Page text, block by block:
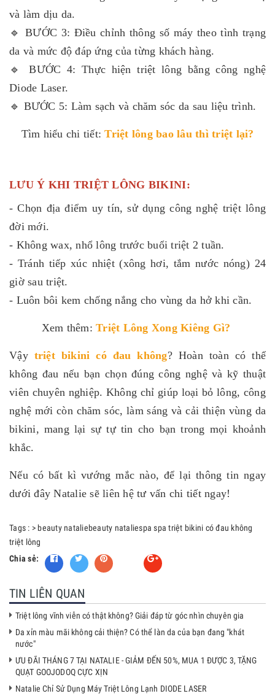
và làm dịu da.
🔹 BƯỚC 3: Điều chỉnh thông số máy theo tình trạng
da và mức độ đáp ứng của từng khách hàng.
🔹 BƯỚC 4: Thực hiện triệt lông bằng công nghệ
Diode Laser.
🔹 BƯỚC 5: Làm sạch và chăm sóc da sau liệu trình.
Tìm hiểu chi tiết:Triệt lông bao lâu thì triệt lại?
LƯU Ý KHI TRIỆT LÔNG BIKINI:
- Chọn địa điểm uy tín, sử dụng công nghệ triệt lông
đời mới.
- Không wax, nhổ lông trước buổi triệt 2 tuần.
- Tránh tiếp xúc nhiệt (xông hơi, tắm nước nóng) 24
giờ sau triệt.
- Luôn bôi kem chống nắng cho vùng da hở khi cần.
Xem thêm: Triệt Lông Xong Kiêng Gì?
Vậy triệt bikini có đau không? Hoàn toàn có thể
không đau nếu bạn chọn đúng công nghệ và kỹ thuật
viên chuyên nghiệp. Không chỉ giúp loại bỏ lông, công
nghệ mới còn chăm sóc, làm sáng và cải thiện vùng da
bikini, mang lại sự tự tin cho bạn trong mọi khoảnh
khắc.
Nếu có bất kì vướng mắc nào, để lại thông tin ngay
dưới đây Natalie sẽ liên hệ tư vấn chi tiết ngay!
Tags : > beauty nataliebeauty nataliespa spa triệt bikini có đau không
triệt lông
Chia sẻ:
TIN LIÊN QUAN
Triệt lông vĩnh viễn có thật không? Giải đáp từ góc nhìn chuyên gia
Da xỉn màu mãi không cải thiện? Có thể làn da của bạn đang "khát
nước"
ƯU ĐÃI THÁNG 7 TẠI NATALIE - GIẢM ĐẾN 50%, MUA 1 ĐƯỢC 3, TẶNG
QUẠT GOOJODOQ CỰC XỊN
Natalie Chỉ Sử Dụng Máy Triệt Lông Lạnh DIODE LASER